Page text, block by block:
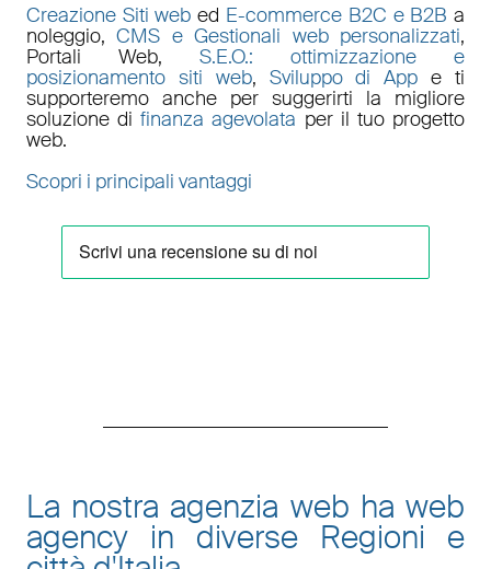
Creazione Siti web ed E-commerce B2C e B2B a
noleggio,CMS e Gestionali web personalizzati,
Portali Web,S.E.O.: ottimizzazione e
posizionamento siti web, Sviluppo di App e ti
supporteremo anche per suggerirti la migliore
soluzione difinanza agevolata per il tuo progetto
web.
Scopri i principali vantaggi
La nostra agenzia web ha web
agency in diverse Regioni e